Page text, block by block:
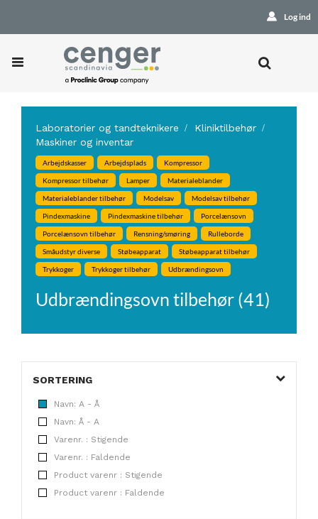
Log ind
Laboratorier og tandteknikere
Kliniktilbehør
Maskiner og inventar
Arbejdskasser Arbejdsplads Kompressor
Kompressor tilbehør Lamper Materialeblander
Materialeblander tilbehør Modelsav Modelsav tilbehør
Pindexmaskine Pindexmaskine tilbehør Porcelænsovn
Porcelænsovn tilbehør Rensning/smøring Rulleborde
Småudstyr diverse Støbeapparat Støbeapparat tilbehør
Trykkoger Trykkoger tilbehør Udbrændingsovn
Udbrændingsovn tilbehør (41)
SORTERING
Navn: A - Å
Navn: Å - A
Varenr. : Stigende
Varenr. : Faldende
Product varenr : Stigende
Product varenr : Faldende